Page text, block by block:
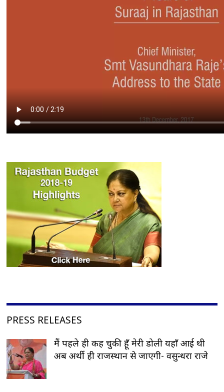
PRESS RELEASES
मैं पहले ही कह चुकी हूँ मेरी डोली यहाँ आई थी
अब अर्थी ही राजस्थान से जाएगी- वसुन्धरा राजे